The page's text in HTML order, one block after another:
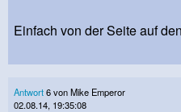
Einfach von der Seite auf
Antwort6 von Mike Emperor
02.08.14, 19:35:08